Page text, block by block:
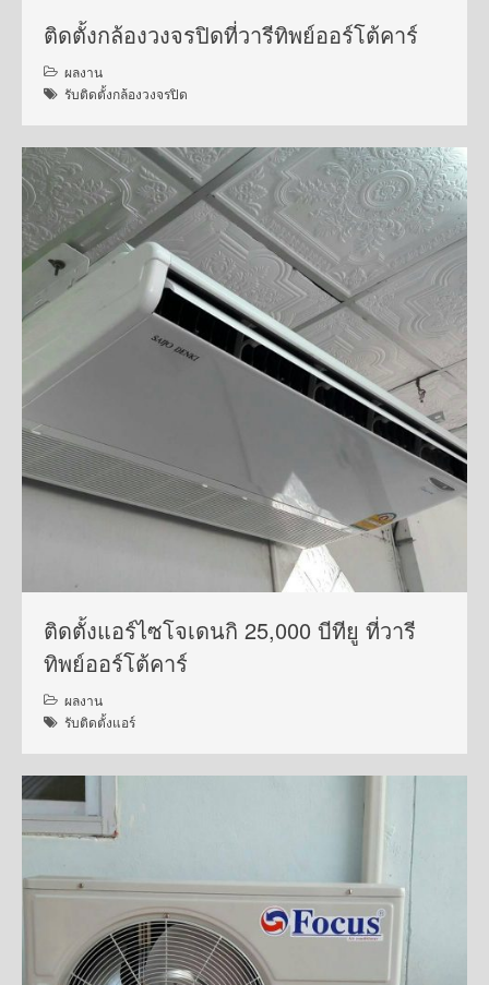
ติดตั้งกล้องวงจรปิดที่วารีทิพย์ออร์โต้คาร์
ผลงาน
รับติดตั้งกล้องวงจรปิด
ติดตั้งแอร์ไซโจเดนกิ 25,000 บีทียู ที่วารี
ทิพย์ออร์โต้คาร์
ผลงาน
รับติดตั้งแอร์